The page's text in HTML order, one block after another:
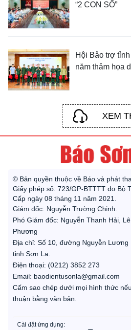
“2 CON SỐ”
Hội Bảo trợ
năm thảm họa
XEM
© Bản quyền thuộc về Báo và phát
Giấy phép số: 723/GP-BTTTT do Bộ
Cấp ngày 08 tháng 11 năm 2021.
Giám đốc: Nguyễn Trường Chinh.
Phó Giám đốc: Nguyễn Thanh Hải,
Phương
Địa chỉ: Số 10, đường Nguyễn Lương
tỉnh Sơn La.
Điện thoại: (0212) 3852 273
Email: baodientusonla@gmail.com
Cấm sao chép dưới mọi hình thức
thuận bằng văn bản.
Cài đặt ứng dụng: